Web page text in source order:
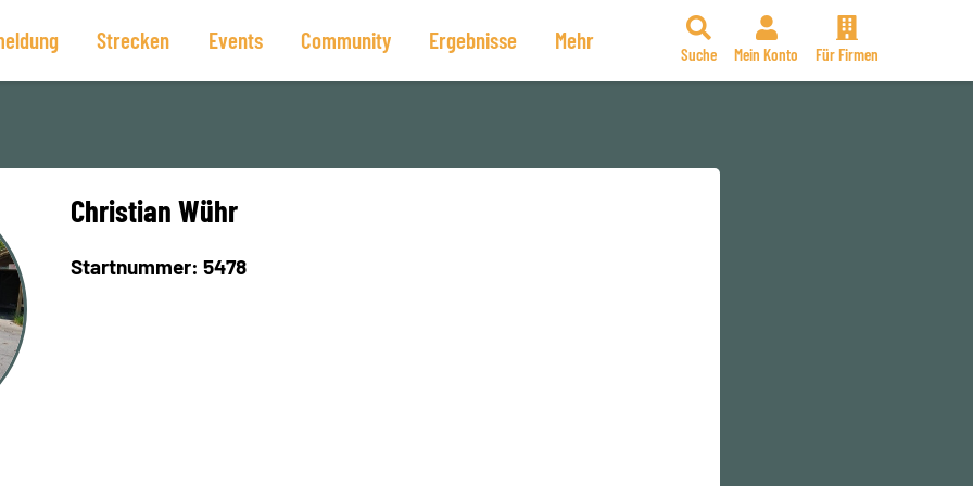
Strecken Events Community Ergebnisse Mehr
Suche Mein Konto Für Firmen
Christian Wühr
Startnummer: 5478